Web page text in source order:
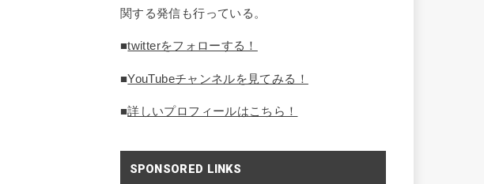
関する発信も行っている。
■twitterをフォローする！
■YouTubeチャンネルを見てみる！
■詳しいプロフィールはこちら！
SPONSORED LINKS